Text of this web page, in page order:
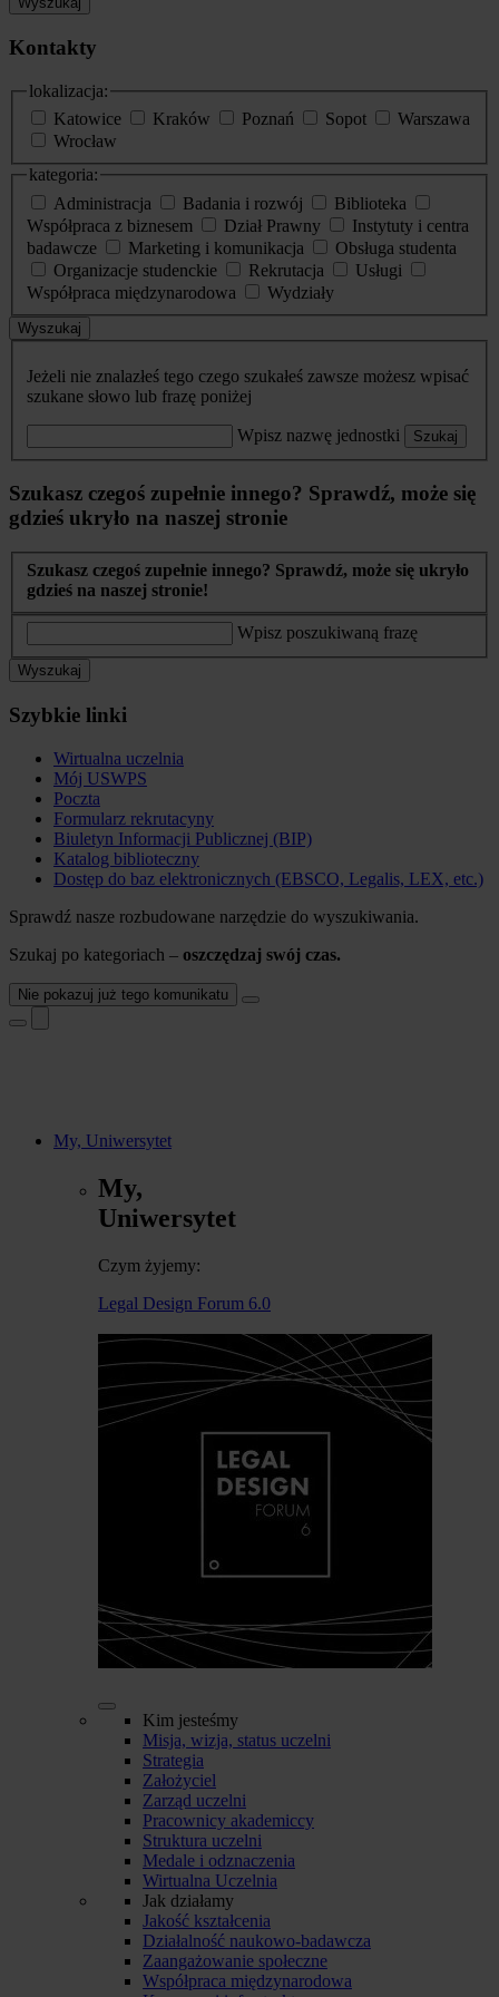
Kontakty
lokalizacja:
Katowice
Kraków Poznań Sopot
Warszawa
Wrocław
kategoria:
Administracja
Badania i rozwój
Biblioteka
Współpraca z biznesem
Dział Prawny
Instytuty i centra
badawcze
Marketing i komunikacja
Obsługa studenta
Organizacje studenckie
Rekrutacja
Usługi
Współpraca międzynarodowa
Wydziały
Wyszukaj
Jeżeli nie znalazłeś tego czego szukałeś zawsze możesz wpisać
szukane słowo lub frazę poniżej
Wpisz nazwę jednostki Szukaj
Szukasz czegoś zupełnie innego? Sprawdź, może się
gdzieś ukryło na naszej stronie
Szukasz czegoś zupełnie innego? Sprawdź, może się ukryło
gdzieś na naszej stronie!
Wpisz poszukiwaną frazę
Wyszukaj
Szybkie linki
Wirtualna uczelnia
Mój USWPS
Poczta
Formularz rekrutacyny
Biuletyn Informacji Publicznej (BIP)
Katalog biblioteczny
Dostęp do baz elektronicznych (EBSCO, Legalis, LEX, etc.)
Sprawdź nasze rozbudowane narzędzie do wyszukiwania.
Szukaj po kategoriach – oszczędzaj swój czas.
Nie pokazuj już tego komunikatu
My, Uniwersytet
My,
Uniwersytet
Czym żyjemy:
Legal Design Forum 6.0
Kim jesteśmy
Misja, wizja, status uczelni
Strategia
Założyciel
Zarząd uczelni
Pracownicy akademiccy
Struktura uczelni
Medale i odznaczenia
Wirtualna Uczelnia
Jak działamy
Jakość kształcenia
Działalność naukowo-badawcza
Zaangażowanie społeczne
Współpraca międzynarodowa